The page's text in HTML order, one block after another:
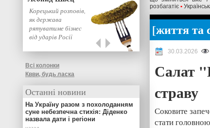
розбагатіє •
життя та
30.03.2026
Салат
страву
Соковите
стати
Корецький розповів,
як держава
рятуватиме бізнес
від ударів Росії
Всі колонки
Квви, будь ласка
Останні новини
На Україну разом з похолоданням
суне небезпечна стихія: Діденко
назвала дати і регіони